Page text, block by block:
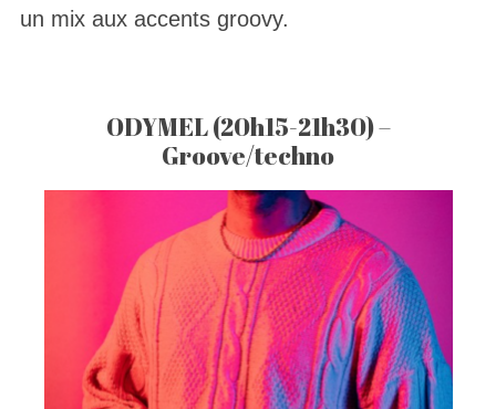
un mix aux accents groovy.
ODYMEL (20h15-21h30) –
Groove/techno